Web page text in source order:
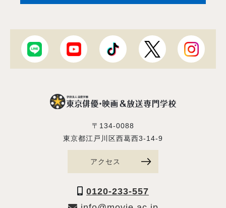
〒134-0088
東京都江戸川区西葛西3-14-9
アクセス
0120-233-557